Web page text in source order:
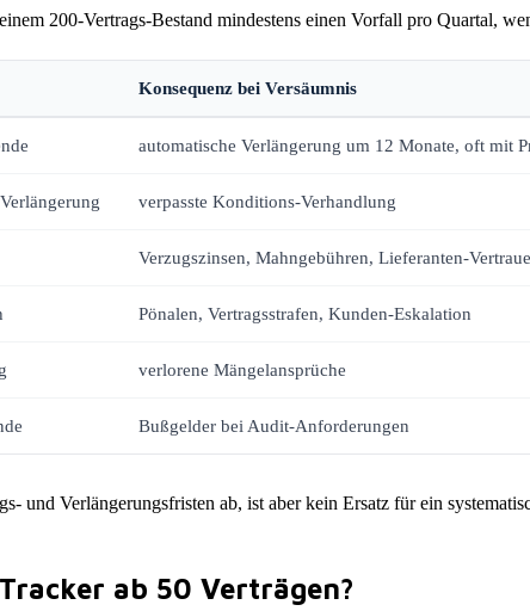
200-Vertrags-Bestand mindestens einen Vorfall pro Quartal,
Konsequenz bei Versäumnis
automatische Verlängerung um 12 Monate, oft mit
verpasste Konditions-Verhandlung
Verzugszinsen, Mahngebühren, Lieferanten-
Pönalen, Vertragsstrafen, Kunden-Eskalation
verlorene Mängelansprüche
Bußgelder bei Audit-Anforderungen
und Verlängerungsfristen ab, ist aber kein Ersatz für ein
ab 50 Verträgen?